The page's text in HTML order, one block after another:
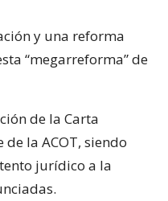
y una reforma
“megarreforma” de
de la Carta
la ACOT, siendo
jurídico a la